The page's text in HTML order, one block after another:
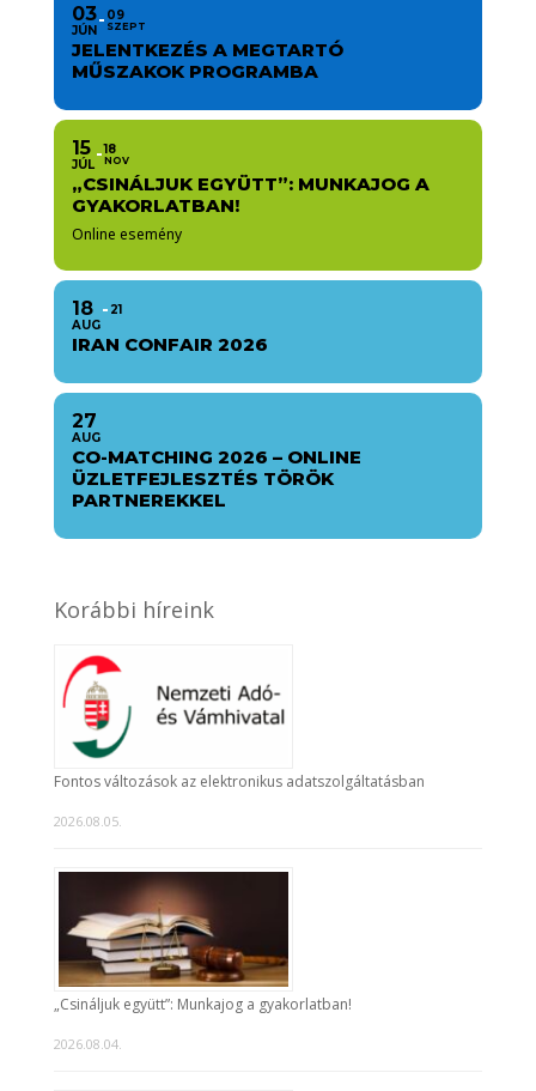
03
JÚN
09
SZEPT
JELENTKEZÉS A MEGTARTÓ
MŰSZAKOK PROGRAMBA
15
JÚL
18
NOV
„CSINÁLJUK EGYÜTT”: MUNKAJOG A
GYAKORLATBAN!
Online esemény
18
AUG
21
IRAN CONFAIR 2026
27
AUG
CO-MATCHING 2026 – ONLINE
ÜZLETFEJLESZTÉS TÖRÖK
PARTNEREKKEL
Korábbi híreink
Fontos változások az elektronikus adatszolgáltatásban
2026.08.05.
„Csináljuk együtt”: Munkajog a gyakorlatban!
2026.08.04.